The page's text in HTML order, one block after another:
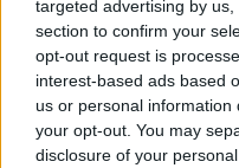
targeted advertising by
section to confirm your
opt-out request is
interest-based ads based
us or personal
your opt-out. You may
disclosure of your
και διερωτήθηκε: «
τηλέφωνό του για
παρακολουθούσαν
συμβούλιο ηγεσία
και εμένα;